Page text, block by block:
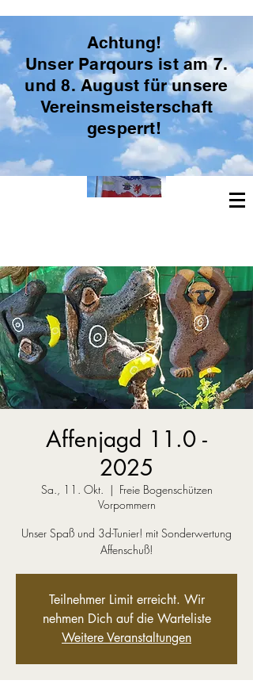
Freie Bogenschützen Vorpommern
Achtung!
Unser Parqours ist am 7.
und 8. August für unsere
Vereinsmeisterschaft
gesperrt!
Affenjagd 11.0 -
2025
Sa., 11. Okt.
  |
Freie Bogenschützen
Vorpommern
Unser Spaß und 3d-Tunier! mit Sonderwertung
Teilnehmer Limit erreicht. Wir
nehmen Dich auf die Warteliste
Weitere Veranstaltungen